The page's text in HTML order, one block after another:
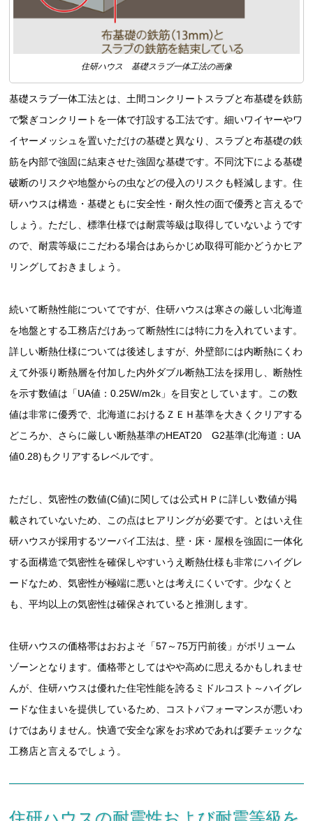
住研ハウス 基礎スラブ一体工法の画像
基礎スラブ一体工法とは、土間コンクリートスラブと布基礎を鉄筋
で繋ぎコンクリートを一体で打設する工法です。細いワイヤーやワ
イヤーメッシュを置いただけの基礎と異なり、スラブと布基礎の鉄
筋を内部で強固に結束させた強固な基礎です。不同沈下による基礎
破断のリスクや地盤からの虫などの侵入のリスクも軽減します。住
研ハウスは構造・基礎ともに安全性・耐久性の面で優秀と言えるで
しょう。ただし、標準仕様では耐震等級は取得していないようです
ので、耐震等級にこだわる場合はあらかじめ取得可能かどうかヒア
リングしておきましょう。
続いて断熱性能についてですが、住研ハウスは寒さの厳しい北海道
を地盤とする工務店だけあって断熱性には特に力を入れています。
詳しい断熱仕様については後述しますが、外壁部には内断熱にくわ
えて外張り断熱層を付加した内外ダブル断熱工法を採用し、断熱性
を示す数値は「UA値：0.25W/m2k」を目安としています。この数
値は非常に優秀で、北海道におけるＺＥＨ基準を大きくクリアする
どころか、さらに厳しい断熱基準のHEAT20 G2基準(北海道：UA
値0.28)もクリアするレベルです。
ただし、気密性の数値(C値)に関しては公式ＨＰに詳しい数値が掲
載されていないため、この点はヒアリングが必要です。とはいえ住
研ハウスが採用するツーバイ工法は、壁・床・屋根を強固に一体化
する面構造で気密性を確保しやすいうえ断熱仕様も非常にハイグレ
ードなため、気密性が極端に悪いとは考えにくいです。少なくと
も、平均以上の気密性は確保されていると推測します。
住研ハウスの価格帯はおおよそ「57～75万円前後」がボリューム
ゾーンとなります。価格帯としてはやや高めに思えるかもしれませ
んが、住研ハウスは優れた住宅性能を誇るミドルコスト～ハイグレ
ードな住まいを提供しているため、コストパフォーマンスが悪いわ
けではありません。快適で安全な家をお求めであれば要チェックな
工務店と言えるでしょう。